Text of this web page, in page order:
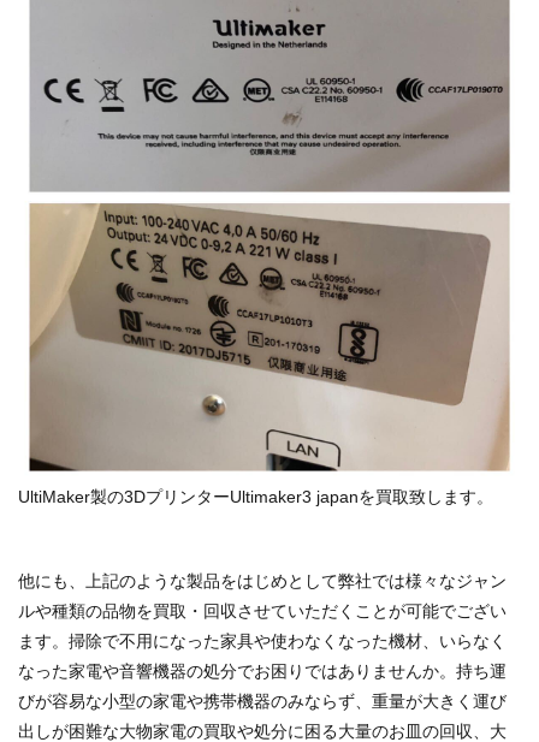
UltiMaker製の3DプリンターUltimaker3 japanを買取致します。
他にも、上記のような製品をはじめとして弊社では様々なジャン
ルや種類の品物を買取・回収させていただくことが可能でござい
ます。掃除で不用になった家具や使わなくなった機材、いらなく
なった家電や音響機器の処分でお困りではありませんか。持ち運
びが容易な小型の家電や携帯機器のみならず、重量が大きく運び
出しが困難な大物家電の買取や処分に困る大量のお皿の回収、大